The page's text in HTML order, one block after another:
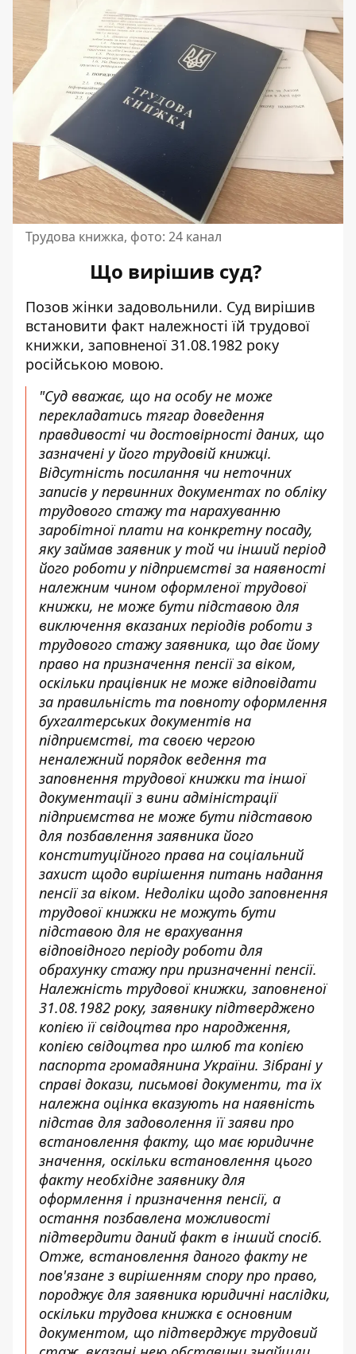
Трудова книжка, фото: 24 канал
Що вирішив суд?
Позов жінки задовольнили. Суд вирішив
встановити факт належності їй трудової
книжки, заповненої 31.08.1982 року
російською мовою.
"Суд вважає, що на особу не може
перекладатись тягар доведення
правдивості чи достовірності даних, що
зазначені у його трудовій книжці.
Відсутність посилання чи неточних
записів у первинних документах по обліку
трудового стажу та нарахуванню
заробітної плати на конкретну посаду,
яку займав заявник у той чи інший період
його роботи у підприємстві за наявності
належним чином оформленої трудової
книжки, не може бути підставою для
виключення вказаних періодів роботи з
трудового стажу заявника, що дає йому
право на призначення пенсії за віком,
оскільки працівник не може відповідати
за правильність та повноту оформлення
бухгалтерських документів на
підприємстві, та своєю чергою
неналежний порядок ведення та
заповнення трудової книжки та іншої
документації з вини адміністрації
підприємства не може бути підставою
для позбавлення заявника його
конституційного права на соціальний
захист щодо вирішення питань надання
пенсії за віком. Недоліки щодо заповнення
трудової книжки не можуть бути
підставою для не врахування
відповідного періоду роботи для
обрахунку стажу при призначенні пенсії.
Належність трудової книжки, заповненої
31.08.1982 року, заявнику підтверджено
копією її свідоцтва про народження,
копією свідоцтва про шлюб та копією
паспорта громадянина України. Зібрані у
справі докази, письмові документи, та їх
належна оцінка вказують на наявність
підстав для задоволення її заяви про
встановлення факту, що має юридичне
значення, оскільки встановлення цього
факту необхідне заявнику для
оформлення і призначення пенсії, а
остання позбавлена можливості
підтвердити даний факт в інший спосіб.
Отже, встановлення даного факту не
пов'язане з вирішенням спору про право,
породжує для заявника юридичні наслідки,
оскільки трудова книжка є основним
документом, що підтверджує трудовий